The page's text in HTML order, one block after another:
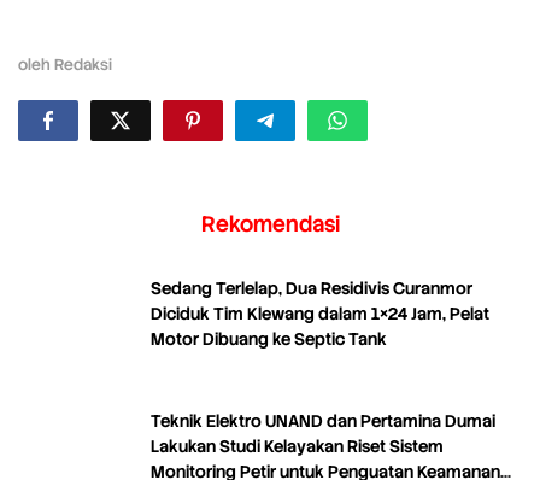
oleh Redaksi
Rekomendasi
Sedang Terlelap, Dua Residivis Curanmor
Diciduk Tim Klewang dalam 1×24 Jam, Pelat
Motor Dibuang ke Septic Tank
Teknik Elektro UNAND dan Pertamina Dumai
Lakukan Studi Kelayakan Riset Sistem
Monitoring Petir untuk Penguatan Keamanan